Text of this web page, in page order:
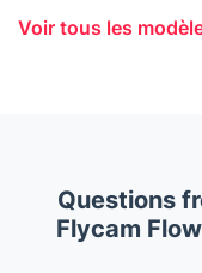
Voir tous les
Questions
Flycam